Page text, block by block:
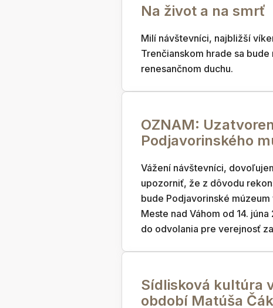
Na život a na smrť
Milí návštevníci, najbližší
Trenčianskom hrade sa bude
renesančnom duchu.
OZNAM:
Podjavorinského
Vážení návštevníci,
upozorniť, že z dôvodu
bude Podjavorinské múzeum
Meste nad Váhom od 14. júna
do odvolania pre verejnosť
Sídlisková kultúra
období Matúša